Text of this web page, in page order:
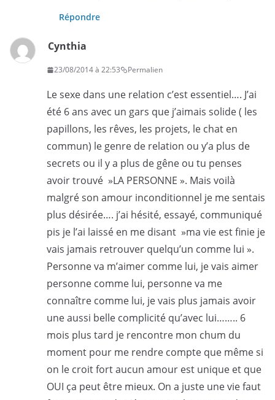
Répondre
Cynthia
23/08/2014 à 22:53 Permalien
Le sexe dans une relation c’est essentiel…. J’ai
été 6 ans avec un gars que j’aimais solide ( les
papillons, les rêves, les projets, le chat en
commun) le genre de relation ou y’a plus de
secrets ou il y a plus de gêne ou tu penses
avoir trouvé »LA PERSONNE ». Mais voilà
malgré son amour inconditionnel je me sentais
plus désirée…. j’ai hésité, essayé, communiqué
pis je l’ai laissé en me disant »ma vie est finie je
vais jamais retrouver quelqu’un comme lui ».
Personne va m’aimer comme lui, je vais aimer
personne comme lui, personne va me
connaître comme lui, je vais plus jamais avoir
une aussi belle complicité qu’avec lui…….. 6
mois plus tard je rencontre mon chum du
moment pour me rendre compte que même si
on le croit fort aucun amour est unique et que
OUI ça peut être mieux. On a juste une vie faut